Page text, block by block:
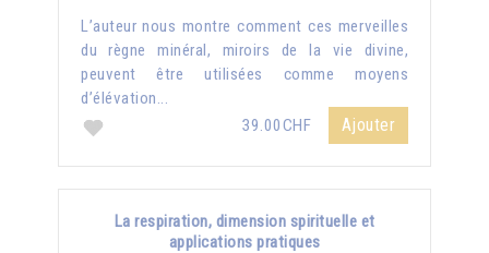
L’auteur nous montre comment ces merveilles
du règne minéral, miroirs de la vie divine,
peuvent être utilisées comme moyens
d’élévation...
39.00CHF
Ajouter
La respiration, dimension spirituelle et
applications pratiques